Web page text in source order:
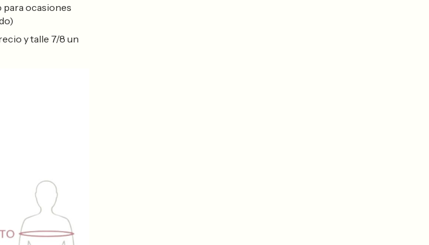
para ocasiones
y talle 7/8 un